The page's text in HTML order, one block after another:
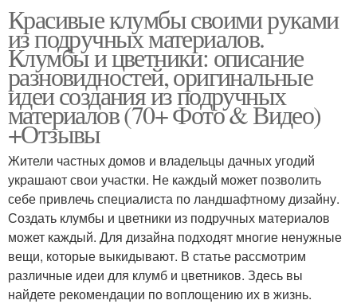
Красивые клумбы своими руками
из подручных материалов.
Клумбы и цветники: описание
разновидностей, оригинальные
идеи создания из подручных
материалов (70+ Фото & Видео)
+Отзывы
Жители частных домов и владельцы дачных угодий
украшают свои участки. Не каждый может позволить
себе привлечь специалиста по ландшафтному дизайну.
Создать клумбы и цветники из подручных материалов
может каждый. Для дизайна подходят многие ненужные
вещи, которые выкидывают. В статье рассмотрим
различные идеи для клумб и цветников. Здесь вы
найдете рекомендации по воплощению их в жизнь.